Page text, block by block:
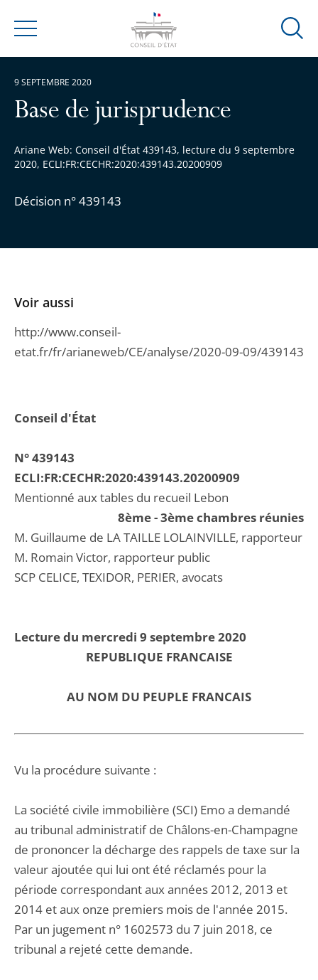
Menu
Ouvrir
Base de jurisprudence
Ariane Web: Conseil d'État 439143, lecture du 9 septembre
2020, ECLI:FR:CECHR:2020:439143.20200909
Décision n° 439143
9 SEPTEMBRE 2020
Conseil d'État
N° 439143
ECLI:FR:CECHR:2020:439143.20200909
Mentionné aux tables du recueil Lebon
8ème - 3ème chambres réunies
M. Guillaume de LA TAILLE LOLAINVILLE, rapporteur
M. Romain Victor, rapporteur public
SCP CELICE, TEXIDOR, PERIER, avocats
Lecture du mercredi 9 septembre 2020
REPUBLIQUE FRANCAISE
AU NOM DU PEUPLE FRANCAIS
Vu la procédure suivante :
La société civile immobilière (SCI) Emo a demandé
au tribunal administratif de Châlons-en-Champagne
de prononcer la décharge des rappels de taxe sur la
valeur ajoutée qui lui ont été réclamés pour la
période correspondant aux années 2012, 2013 et
2014 et aux onze premiers mois de l'année 2015.
Par un jugement n° 1602573 du 7 juin 2018, ce
tribunal a rejeté cette demande.
Voir aussi
http://www.conseil-
etat.fr/fr/arianeweb/CE/analyse/2020-09-09/439143